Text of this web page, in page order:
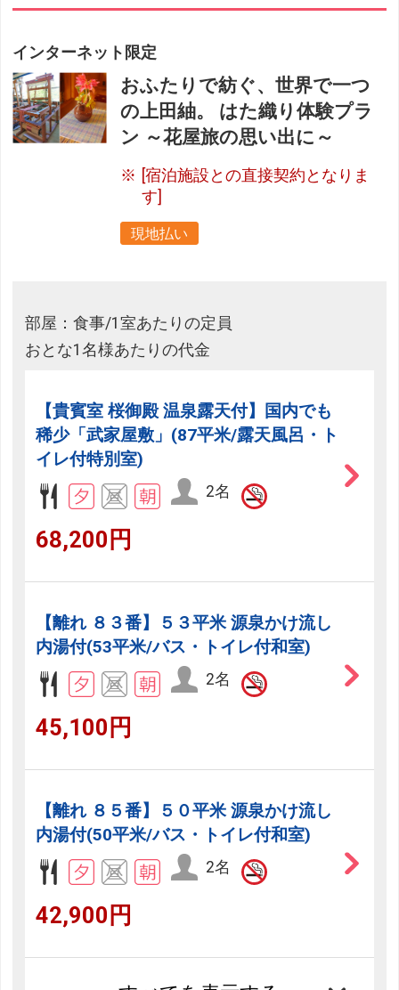
インターネット限定
おふたりで紡ぐ、世界で一つ
の上田紬。 はた織り体験プラ
ン ～花屋旅の思い出に～
[宿泊施設との直接契約となりま
す]
現地払い
部屋：食事/1室あたりの定員
おとな1名様あたりの代金
【貴賓室 桜御殿 温泉露天付】国内でも
稀少「武家屋敷」(87平米/露天風呂・ト
イレ付特別室)
2名
68,200円
【離れ ８３番】５３平米 源泉かけ流し
内湯付(53平米/バス・トイレ付和室)
2名
45,100円
【離れ ８５番】５０平米 源泉かけ流し
内湯付(50平米/バス・トイレ付和室)
2名
42,900円